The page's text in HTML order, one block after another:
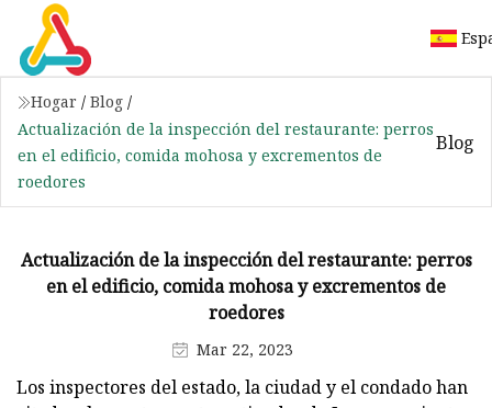
Hogar / Blog /
Actualización de la inspección del restaurante: perros
en el edificio, comida mohosa y excrementos de
roedores
Blog
Actualización de la inspección del restaurante: perros
en el edificio, comida mohosa y excrementos de
roedores
Mar 22, 2023
Los inspectores del estado, la ciudad y el condado han